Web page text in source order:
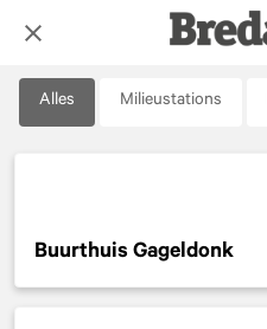
Alles Milieustations
Buurthuis Gageldonk